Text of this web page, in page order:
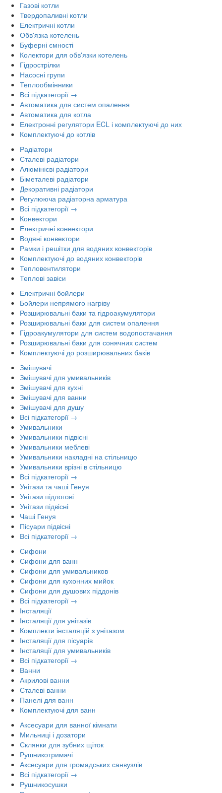
Газові котли
Твердопаливні котли
Електричні котли
Обв'язка котелень
Буферні ємності
Колектори для обв'язки котелень
Гідрострілки
Насосні групи
Теплообмінники
Всі підкатегорії →
Автоматика для систем опалення
Автоматика для котла
Електронні регулятори ECL і комплектуючі до них
Комплектуючі до котлів
Радіатори
Сталеві радіатори
Алюмінієві радіатори
Біметалеві радіатори
Декоративні радіатори
Регулююча радіаторна арматура
Всі підкатегорії →
Конвектори
Електричні конвектори
Водяні конвектори
Рамки і решітки для водяних конвекторів
Комплектуючі до водяних конвекторів
Тепловентилятори
Теплові завіси
Електричні бойлери
Бойлери непрямого нагріву
Розширювальні баки та гідроакумулятори
Розширювальні баки для систем опалення
Гідроакумулятори для систем водопостачання
Розширювальні баки для сонячних систем
Комплектуючі до розширювальних баків
Змішувачі
Змішувачі для умивальників
Змішувачі для кухні
Змішувачі для ванни
Змішувачі для душу
Всі підкатегорії →
Умивальники
Умивальники підвісні
Умивальники меблеві
Умивальники накладні на стільницю
Умивальники врізні в стільницю
Всі підкатегорії →
Унітази та чаші Генуя
Унітази підлогові
Унітази підвісні
Чаші Генуя
Пісуари підвісні
Всі підкатегорії →
Сифони
Сифони для ванн
Сифони для умивальников
Сифони для кухонних мийок
Сифони для душових піддонів
Всі підкатегорії →
Інсталяції
Інсталяції для унітазів
Комплекти інсталяцій з унітазом
Інсталяції для пісуарів
Інсталяції для умивальників
Всі підкатегорії →
Ванни
Акрилові ванни
Сталеві ванни
Панелі для ванн
Комплектуючі для ванн
Аксесуари для ванної кімнати
Мильниці і дозатори
Склянки для зубних щіток
Рушникотримачі
Аксесуари для громадських санвузлів
Всі підкатегорії →
Рушникосушки